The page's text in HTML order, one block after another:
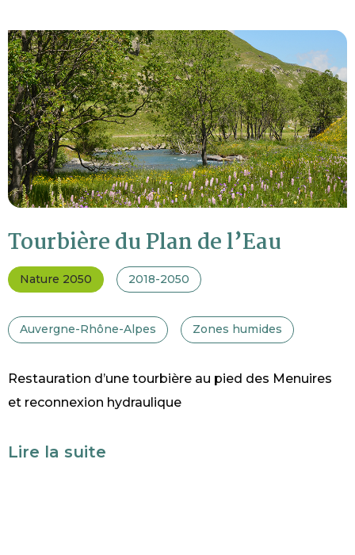
Tourbière du Plan de l’Eau
Nature 2050 2018-2050
Auvergne-Rhône-Alpes Zones humides
Restauration d’une tourbière au pied des Menuires
et reconnexion hydraulique
Lire la suite